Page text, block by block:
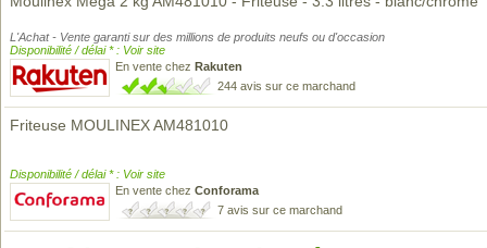
L'Achat - Vente garanti sur des millions de produits neufs ou d'occasion
Disponibilité / délai * : Voir site
En vente chez Rakuten
244 avis sur ce marchand
Friteuse MOULINEX AM481010
Disponibilité / délai * : Voir site
En vente chez Conforama
7 avis sur ce marchand